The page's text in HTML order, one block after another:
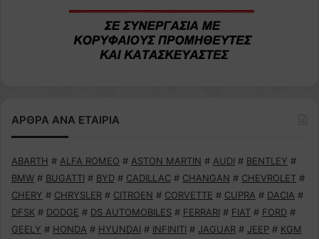
ΑΡΘΡΑ ΑΝΑ ΕΤΑΙΡΙΑ
ABARTH # ALFA ROMEO # ASTON MARTIN # AUDI # BENTLEY #
BMW # BUGATTI # BYD # CADILLAC # CHANGAN # CHEVROLET #
CHERY # CHRYSLER # CITROEN # CORVETTE # CUPRA # DACIA #
DFSK # DODGE # DS AUTOMOBILES # FERRARI # FIAT # FORD #
GEELY # HONDA # HYUNDAI # INFINITI # JAGUAR # JEEP # KGM